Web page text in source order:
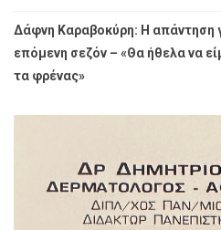
Δάφνη Καραβοκύρη: Η απάντηση
επόμενη σεζόν – «Θα ήθελα να
τα φρένας»